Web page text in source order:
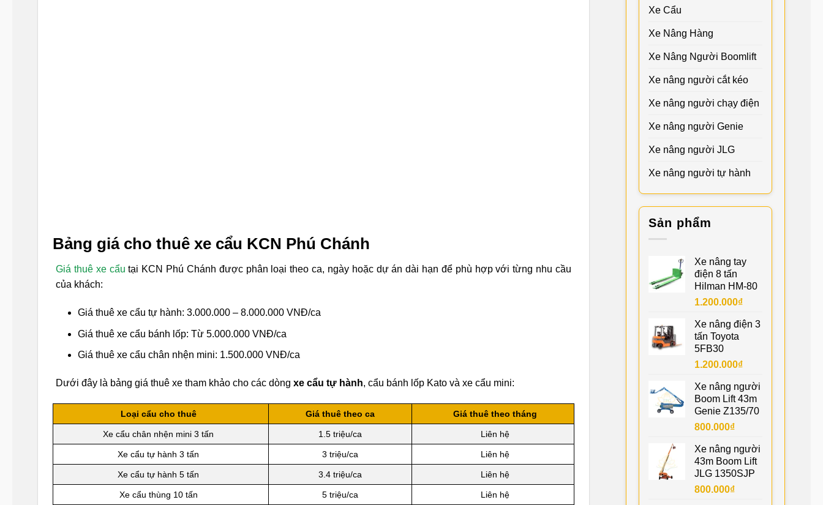
Bảng giá cho thuê xe cẩu KCN Phú Chánh
Giá thuê xe cẩu tại KCN Phú Chánh được phân loại theo ca, ngày hoặc dự án dài hạn để phù hợp với từng nhu cầu
của khách:
Giá thuê xe cẩu tự hành: 3.000.000 – 8.000.000 VNĐ/ca
Giá thuê xe cẩu bánh lốp: Từ 5.000.000 VNĐ/ca
Giá thuê xe cẩu chân nhện mini: 1.500.000 VNĐ/ca
Dưới đây là bảng giá thuê xe tham khảo cho các dòng xe cẩu tự hành, cẩu bánh lốp Kato và xe cẩu mini:
Loại cẩu cho thuê Giá thuê theo ca Giá thuê theo tháng
Xe cẩu chân nhện mini 3 tấn 1.5 triệu/ca Liên hệ
Xe cẩu tự hành 3 tấn 3 triệu/ca Liên hệ
Xe cẩu tự hành 5 tấn 3.4 triệu/ca Liên hệ
Xe cẩu thùng 10 tấn 5 triệu/ca Liên hệ
Xe Cẩu
Xe Nâng Hàng
Xe Nâng Người Boomlift
Xe nâng người cắt kéo
Xe nâng người chạy điện
Xe nâng người Genie
Xe nâng người JLG
Xe nâng người tự hành
Sản phẩm
Xe nâng tay
điện 8 tấn
Hilman HM-80
1.200.000₫
Xe nâng điện 3
tấn Toyota
5FB30
1.200.000₫
Xe nâng người
Boom Lift 43m
Genie Z135/70
800.000₫
Xe nâng người
43m Boom Lift
JLG 1350SJP
800.000₫